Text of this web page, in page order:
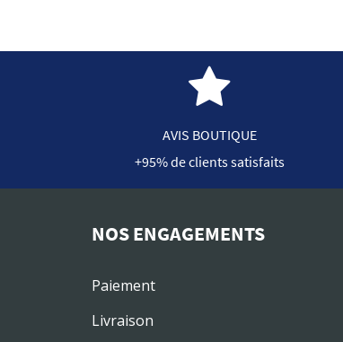
AVIS BOUTIQUE
+95% de clients satisfaits
NOS ENGAGEMENTS
Paiement
Livraison